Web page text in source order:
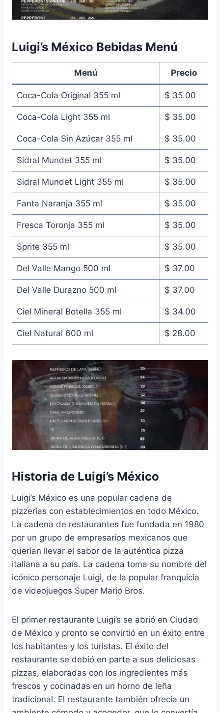
Luigi’s México Bebidas Menú
Menú Precio
Coca-Cola Original 355 ml $ 35.00
Coca-Cola Light 355 ml $ 35.00
Coca-Cola Sin Azúcar 355 ml $ 35.00
Sidral Mundet 355 ml $ 35.00
Sidral Mundet Light 355 ml $ 35.00
Fanta Naranja 355 ml $ 35.00
Fresca Toronja 355 ml $ 35.00
Sprite 355 ml $ 35.00
Del Valle Mango 500 ml $ 37.00
Del Valle Durazno 500 ml $ 37.00
Ciel Mineral Botella 355 ml $ 34.00
Ciel Natural 600 ml $ 28.00
Historia de Luigi’s México
Luigi’s México es una popular cadena de
pizzerías con establecimientos en todo México.
La cadena de restaurantes fue fundada en 1980
por un grupo de empresarios mexicanos que
querían llevar el sabor de la auténtica pizza
italiana a su país. La cadena toma su nombre del
icónico personaje Luigi, de la popular franquicia
de videojuegos Super Mario Bros.
El primer restaurante Luigi’s se abrió en Ciudad
de México y pronto se convirtió en un éxito entre
los habitantes y los turistas. El éxito del
restaurante se debió en parte a sus deliciosas
pizzas, elaboradas con los ingredientes más
frescos y cocinadas en un horno de leña
tradicional. El restaurante también ofrecía un